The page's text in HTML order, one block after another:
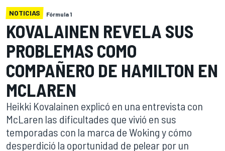
NOTICIAS Fórmula 1
KOVALAINEN REVELA SUS
PROBLEMAS COMO
COMPAÑERO DE HAMILTON EN
MCLAREN
Heikki Kovalainen explicó en una entrevista con
McLaren las dificultades que vivió en sus
temporadas con la marca de Woking y cómo
desperdició la oportunidad de pelear por un